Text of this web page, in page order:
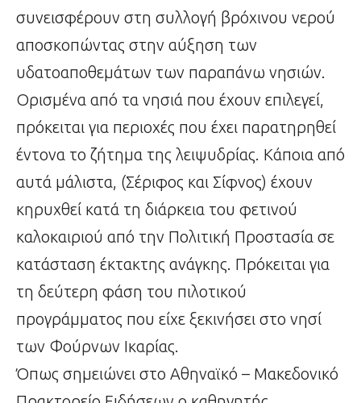
συνεισφέρουν στη συλλογή βρόχινου νερού
αποσκοπώντας στην αύξηση των
υδατοαποθεμάτων των παραπάνω νησιών.
Ορισμένα από τα νησιά που έχουν επιλεγεί,
πρόκειται για περιοχές που έχει παρατηρηθεί
έντονα το ζήτημα της λειψυδρίας. Κάποια από
αυτά μάλιστα, (Σέριφος και Σίφνος) έχουν
κηρυχθεί κατά τη διάρκεια του φετινού
καλοκαιριού από την Πολιτική Προστασία σε
κατάσταση έκτακτης ανάγκης. Πρόκειται για
τη δεύτερη φάση του πιλοτικού
προγράμματος που είχε ξεκινήσει στο νησί
των Φούρνων Ικαρίας.
Όπως σημειώνει στο Αθηναϊκό – Μακεδονικό